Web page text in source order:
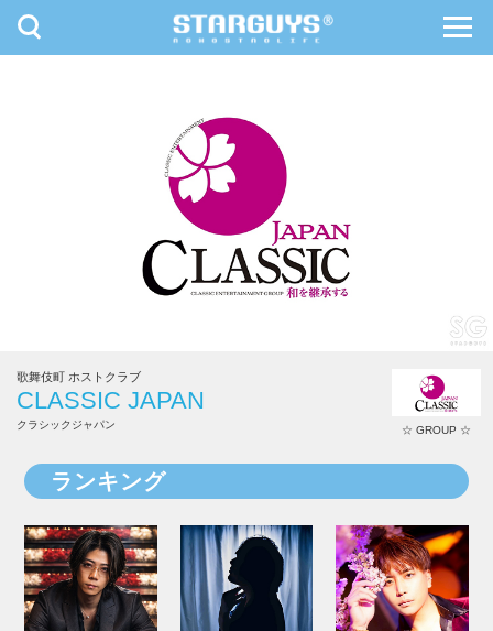
toggle
navigation
歌舞伎町 ホストクラブ
CLASSIC JAPAN
クラシックジャパン ☆ GROUP ☆
CLASSIC JAPAN
ランキング